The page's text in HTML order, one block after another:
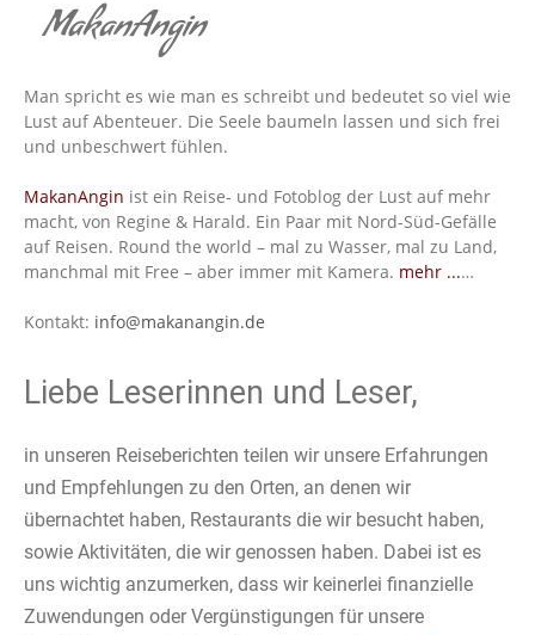
MakanAngin
Man spricht es wie man es schreibt und bedeutet so viel wie
Lust auf Abenteuer. Die Seele baumeln lassen und sich frei
und unbeschwert fühlen.
MakanAngin ist ein Reise- und Fotoblog der Lust auf mehr
macht, von Regine & Harald. Ein Paar mit Nord-Süd-Gefälle
auf Reisen. Round the world – mal zu Wasser, mal zu Land,
manchmal mit Free – aber immer mit Kamera. mehr ...…
Kontakt: info@makanangin.de
Liebe Leserinnen und Leser,
in unseren Reiseberichten teilen wir unsere Erfahrungen
und Empfehlungen zu den Orten, an denen wir
übernachtet haben, Restaurants die wir besucht haben,
sowie Aktivitäten, die wir genossen haben. Dabei ist es
uns wichtig anzumerken, dass wir keinerlei finanzielle
Zuwendungen oder Vergünstigungen für unsere